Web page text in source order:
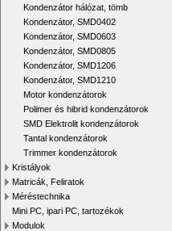
Kondenzátor hálózat, tömb
Kondenzátor, SMD0402
Kondenzátor, SMD0603
Kondenzátor, SMD0805
Kondenzátor, SMD1206
Kondenzátor, SMD1210
Motor kondenzátorok
Polimer és hibrid kondenzátorok
SMD Elektrolit kondenzátorok
Tantal kondenzátorok
Trimmer kondenzátorok
Kristályok
Matricák, Feliratok
Méréstechnika
Mini PC, ipari PC, tartozékok
Modulok